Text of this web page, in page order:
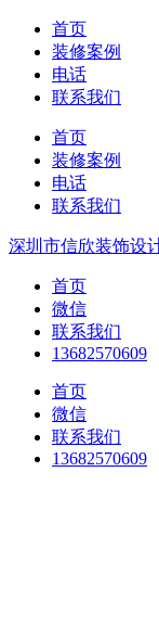
首页
装修案例
电话
联系我们
首页
装修案例
电话
联系我们
深圳市信欣装饰设
首页
微信
联系我们
13682570609
首页
微信
联系我们
13682570609